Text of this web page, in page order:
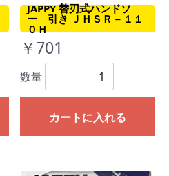
JAPPY 替刃式ハンドソ
ー 引き ＪＨＳＲ－１１
０Ｈ
￥701
数量
カートに入れる